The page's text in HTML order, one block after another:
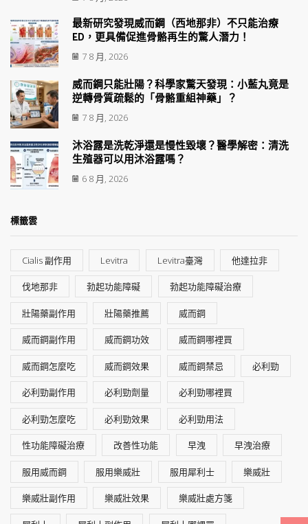
最新研究發現威而鋼（西地那非）不只能治療
ED，更具備促進骨骼再生的驚人潛力！
7 8 月, 2026
威而鋼只能壯陽？科學家驚天發現：小藍丸竟是
逆轉骨質疏鬆的「骨骼重組神藥」？
7 8 月, 2026
沐浴露是洗乾淨還是慢性毀壞？醫學解密：清洗
生殖器可以用沐浴露嗎？
6 8 月, 2026
標籤雲
Cialis 副作用 Levitra Levitra臺灣 他達拉非
伐地那非 勃起功能障礙 勃起功能障礙治療
壯陽藥副作用 壯陽藥推薦 威而鋼
威而鋼副作用 威而鋼功效 威而鋼哪裡買
威而鋼怎麼吃 威而鋼效果 威而鋼禁忌 必利勁
必利勁副作用 必利勁劑量 必利勁哪裡買
必利勁怎麼吃 必利勁效果 必利勁用法
性功能障礙治療 改善性功能 早洩 早洩治療
服用威而鋼 服用樂威壯 服用犀利士 樂威壯
樂威壯副作用 樂威壯效果 樂威壯處方箋